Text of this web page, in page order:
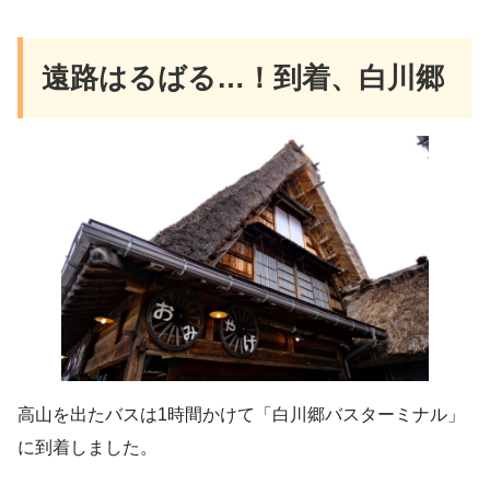
遠路はるばる…！到着、白川郷
高山を出たバスは1時間かけて「白川郷バスターミナル」
に到着しました。